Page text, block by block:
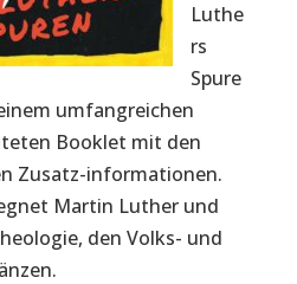
Luthe
rs
Spure
umfangreichen
Booklet mit den
Zusatz-informationen.
Martin Luther und
den Volks- und